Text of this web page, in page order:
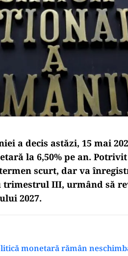
a decis astăzi, 15 mai
la 6,50% pe an.
scurt, dar va
trimestrul III, urmând să
2027.
monetară rămân